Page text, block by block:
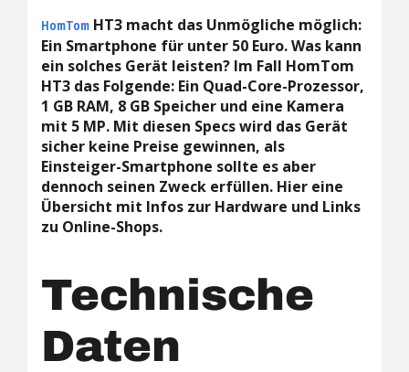
HomTom HT3 macht das Unmögliche möglich:
Ein Smartphone für unter 50 Euro. Was kann
ein solches Gerät leisten? Im Fall HomTom
HT3 das Folgende: Ein Quad-Core-Prozessor,
1 GB RAM, 8 GB Speicher und eine Kamera
mit 5 MP. Mit diesen Specs wird das Gerät
sicher keine Preise gewinnen, als
Einsteiger-Smartphone sollte es aber
dennoch seinen Zweck erfüllen. Hier eine
Übersicht mit Infos zur Hardware und Links
zu Online-Shops.
Technische
Daten